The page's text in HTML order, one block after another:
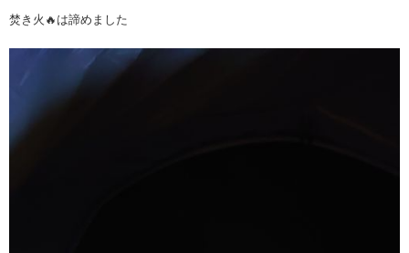
焚き火🔥は諦めました